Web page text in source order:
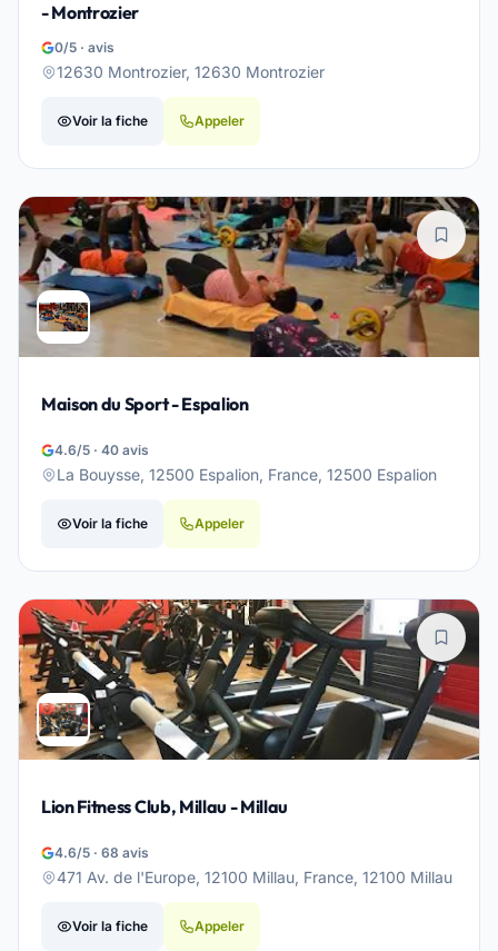
- Montrozier
0/5 · avis
12630 Montrozier, 12630 Montrozier
Voir la fiche Appeler
Maison du Sport - Espalion
4.6/5 · 40 avis
La Bouysse, 12500 Espalion, France, 12500 Espalion
Voir la fiche Appeler
Lion Fitness Club, Millau - Millau
4.6/5 · 68 avis
471 Av. de l'Europe, 12100 Millau, France, 12100 Millau
Voir la fiche Appeler